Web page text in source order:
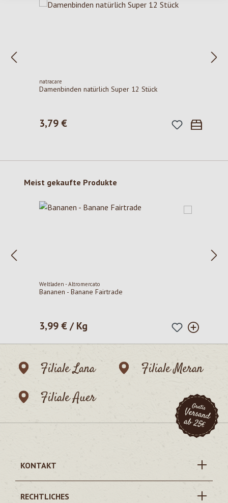
natracare
Damenbinden natürlich Super 12 Stück
Regulärer Preis:
3,79 €
Produktgalerie überspringen
Meist gekaufte Produkte
Weltladen - Altromercato
Bananen - Banane Fairtrade
Regulärer Preis:
3,99 € / Kg
Filiale Lana
Filiale Meran
Filiale Auer
KONTAKT
RECHTLICHES